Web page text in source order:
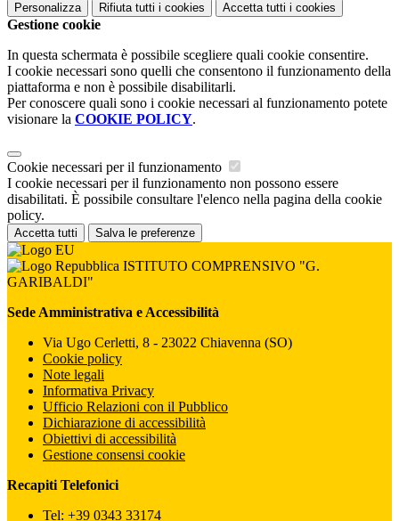
Personalizza Rifiuta tutti i cookies Accetta tutti i cookies
Gestione cookie
In questa schermata è possibile scegliere quali cookie consentire.
I cookie necessari sono quelli che consentono il funzionamento della
piattaforma e non è possibile disabilitarli.
Per conoscere quali sono i cookie necessari al funzionamento potete
visionare la COOKIE POLICY.
Cookie necessari per il funzionamento
I cookie necessari per il funzionamento non possono essere
disabilitati. È possibile consultare l'elenco nella pagina della cookie
policy.
Accetta tutti Salva le preferenze
ISTITUTO COMPRENSIVO "G.
GARIBALDI"
Sede Amministrativa e Accessibilità
Via Ugo Cerletti, 8 - 23022 Chiavenna (SO)
Cookie policy
Note legali
Informativa Privacy
Ufficio Relazioni con il Pubblico
Dichiarazione di accessibilità
Obiettivi di accessibilità
Gestione consensi cookie
Recapiti Telefonici
Tel: +39 0343 33174